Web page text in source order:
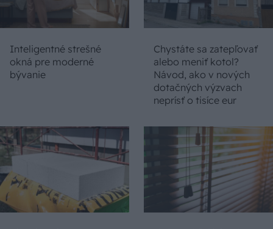
Inteligentné strešné
okná pre moderné
bývanie
Chystáte sa zatepľovať
alebo meniť kotol?
Návod, ako v nových
dotačných výzvach
neprísť o tisíce eur